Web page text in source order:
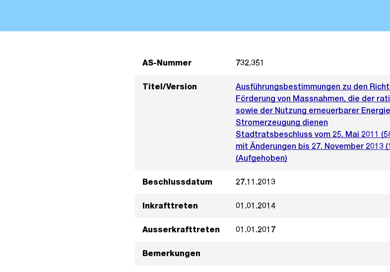
AS-Nummer 732.351
Titel/Version
Ausführungsbestimmungen zu den
Förderung von Massnahmen, die der
sowie der Nutzung erneuerbarer
Stromerzeugung dienen
Stadtratsbeschluss vom 25. Mai 2011
mit Änderungen bis 27. November 2013
(Aufgehoben)
Beschlussdatum 27.11.2013
Inkrafttreten 01.01.2014
Ausserkrafttreten 01.01.2017
Bemerkungen